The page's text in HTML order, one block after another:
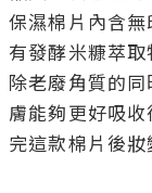
保濕棉片內含
有發酵米糠萃
除老廢角質的
膚能夠更好吸
完這款棉片後妝